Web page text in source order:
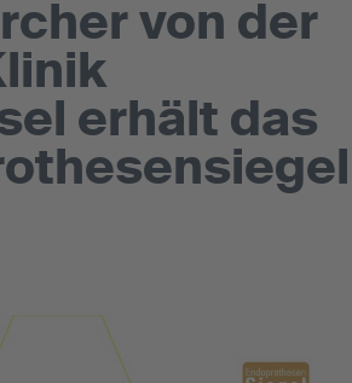
von der
erhält das